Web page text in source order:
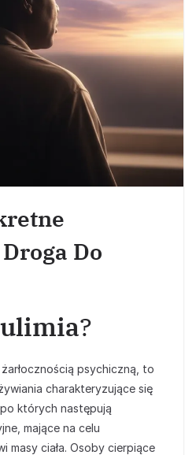
Do
?
żarłocznością psychiczną, to
charakteryzujące się
których następują
mające na celu
masy ciała. Osoby cierpiące